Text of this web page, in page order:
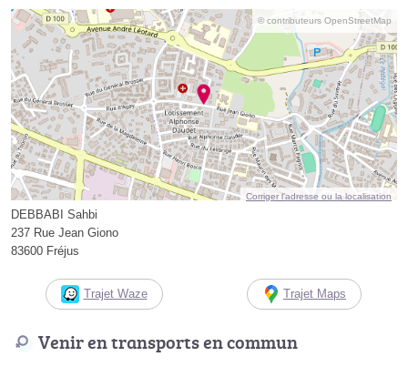
© contributeurs OpenStreetMap
Corriger l’adresse ou la localisation
DEBBABI Sahbi
237 Rue Jean Giono
83600 Fréjus
Trajet Waze Trajet Maps
Venir en transports en commun